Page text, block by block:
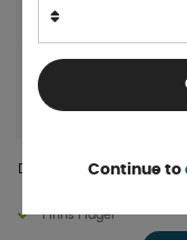
Duschkar 800x800x70
Finns i lager
Continue to